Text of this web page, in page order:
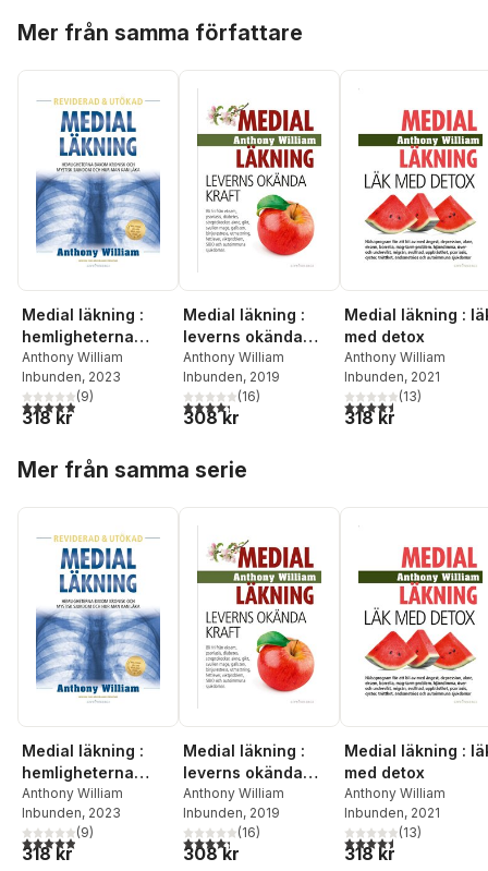
Mer från samma författare
Medial läkning :
hemligheterna
bakom kronisk och
mystisk sjukdom
och hur man kan
läka
Anthony William
Inbunden, 2023
4,9utav 5 stjärnor. Totalt antal röster:
(9)
318 kr
Medial läkning :
leverns okända
kraft
Anthony William
Inbunden, 2019
4,3utav 5 stjärnor. Totalt antal röster:
(16)
308 kr
Medial läkning :
med detox
Anthony William
Inbunden, 2021
4,5utav 5 stjärnor.
(13)
318 kr
Mer från samma serie
Medial läkning :
hemligheterna
bakom kronisk och
mystisk sjukdom
och hur man kan
läka
Anthony William
Inbunden, 2023
4,9utav 5 stjärnor. Totalt antal röster:
(9)
318 kr
Medial läkning :
leverns okända
kraft
Anthony William
Inbunden, 2019
4,3utav 5 stjärnor. Totalt antal röster:
(16)
308 kr
Medial läkning :
med detox
Anthony William
Inbunden, 2021
4,5utav 5 stjärnor.
(13)
318 kr